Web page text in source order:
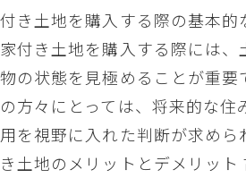
付き土地を購入する際の基本的
家付き土地を購入する際には、
物の状態を見極めることが重要
の方々にとっては、将来的な住
用を視野に入れた判断が求めら
き土地のメリットとデメリット